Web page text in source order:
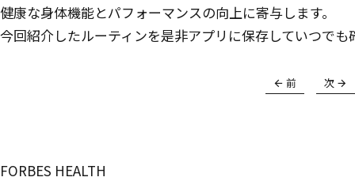
健康な身体機能とパフォーマンスの向上に寄与します。
今回紹介したルーティンを是非アプリに保存していつで
前 次
FORBES HEALTH